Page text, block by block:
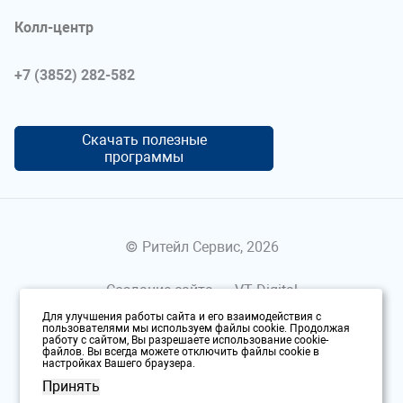
Колл-центр
+7 (3852) 282-582
Скачать полезные
программы
© Ритейл Сервис, 2026
Создание сайта —VT Digital
Политика конфиденциальности
Для улучшения работы сайта и его взаимодействия с
пользователями мы используем файлы cookie. Продолжая
работу с сайтом, Вы разрешаете использование cookie-
файлов. Вы всегда можете отключить файлы cookie в
настройках Вашего браузера.
Принять